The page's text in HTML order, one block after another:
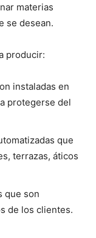
materias
se desean.
producir:
instaladas en
protegerse del
que
terrazas, áticos
que son
de los clientes.